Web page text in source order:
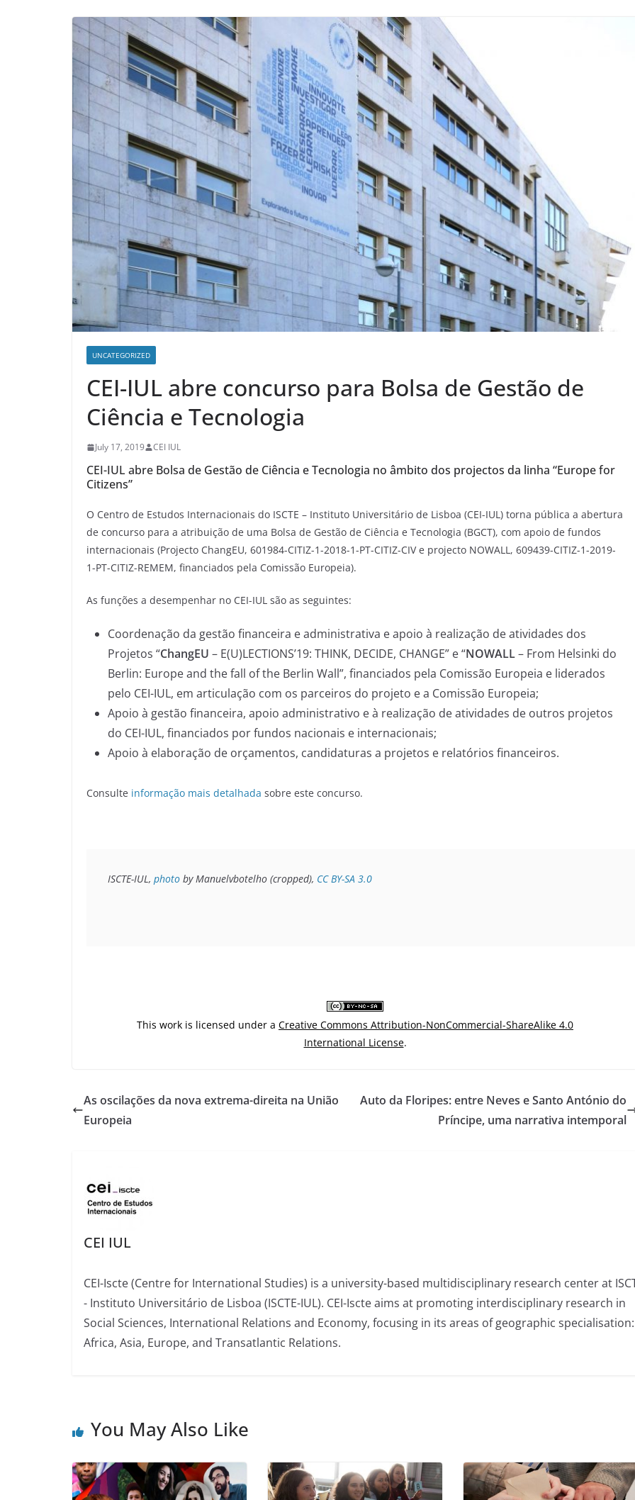
UNCATEGORIZED
CEI-IUL abre concurso para Bolsa de Gestão de
Ciência e Tecnologia
July 17, 2019 CEI IUL
CEI-IUL abre Bolsa de Gestão de Ciência e Tecnologia no âmbito dos projectos da linha “Europe for
Citizens”
O Centro de Estudos Internacionais do ISCTE – Instituto Universitário de Lisboa (CEI-IUL) torna pública a abertura
de concurso para a atribuição de uma Bolsa de Gestão de Ciência e Tecnologia (BGCT), com apoio de fundos
internacionais (Projecto ChangEU, 601984-CITIZ-1-2018-1-PT-CITIZ-CIV e projecto NOWALL, 609439-CITIZ-1-2019-
1-PT-CITIZ-REMEM, financiados pela Comissão Europeia).
As funções a desempenhar no CEI-IUL são as seguintes:
Coordenação da gestão financeira e administrativa e apoio à realização de atividades dos
Projetos “ChangEU – E(U)LECTIONS’19: THINK, DECIDE, CHANGE” e “NOWALL– From Helsinki do
Berlin: Europe and the fall of the Berlin Wall”, financiados pela Comissão Europeia e liderados
pelo CEI-IUL, em articulação com os parceiros do projeto e a Comissão Europeia;
Apoio à gestão financeira, apoio administrativo e à realização de atividades de outros projetos
do CEI-IUL, financiados por fundos nacionais e internacionais;
Apoio à elaboração de orçamentos, candidaturas a projetos e relatórios financeiros.
Consulte informação mais detalhada sobre este concurso.
ISCTE-IUL, photo by Manuelvbotelho (cropped), CC BY-SA 3.0
This work is licensed under a Creative Commons Attribution-NonCommercial-ShareAlike 4.0
International License.
As oscilações da nova extrema-direita na União
Europeia
Auto da Floripes: entre Neves e Santo António do
Príncipe, uma narrativa intemporal
CEI IUL
CEI-Iscte (Centre for International Studies) is a university-based multidisciplinary research center at
- Instituto Universitário de Lisboa (ISCTE-IUL). CEI-Iscte aims at promoting interdisciplinary research in
Social Sciences, International Relations and Economy, focusing in its areas of geographic specialisation:
Africa, Asia, Europe, and Transatlantic Relations.
You May Also Like